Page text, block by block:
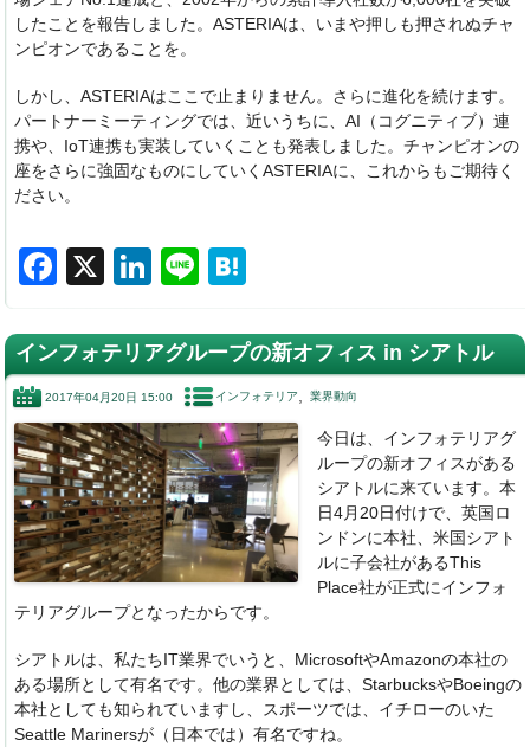
したことを報告しました。ASTERIAは、いまや押しも押されぬチャ
ンピオンであることを。
しかし、ASTERIAはここで止まりません。さらに進化を続けます。
パートナーミーティングでは、近いうちに、AI（コグニティブ）連
携や、IoT連携も実装していくことも発表しました。チャンピオンの
座をさらに強固なものにしていくASTERIAに、これからもご期待く
ださい。
F
c
e
b
o
o
k
X
Li
k
e
dI
n
Li
e
e
n
a
インフォテリアグループの新オフィス in シアトル
2017年04月20日 15:00 インフォテリア 業界動向
今日は、インフォテリアグ
ループの新オフィスがある
シアトルに来ています。本
日4月20日付けで、英国ロ
ンドンに本社、米国シアト
ルに子会社があるThis
Place社が正式にインフォ
テリアグループとなったからです。
シアトルは、私たちIT業界でいうと、MicrosoftやAmazonの本社の
ある場所として有名です。他の業界としては、StarbucksやBoeingの
本社としても知られていますし、スポーツでは、イチローのいた
Seattle Marinersが（日本では）有名ですね。